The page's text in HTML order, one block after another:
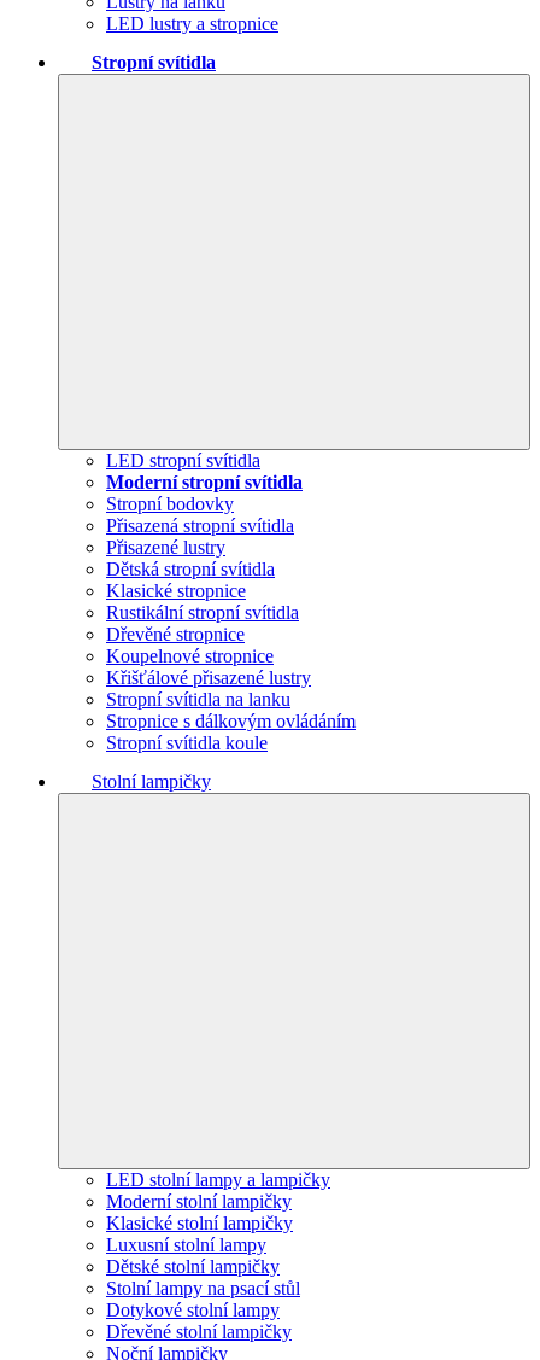
LED lustry a stropnice
Stropní svítidla
LED stropní svítidla
Moderní stropní svítidla
Stropní bodovky
Přisazená stropní svítidla
Přisazené lustry
Dětská stropní svítidla
Klasické stropnice
Rustikální stropní svítidla
Dřevěné stropnice
Koupelnové stropnice
Křišťálové přisazené lustry
Stropní svítidla na lanku
Stropnice s dálkovým ovládáním
Stropní svítidla koule
Stolní lampičky
LED stolní lampy a lampičky
Moderní stolní lampičky
Klasické stolní lampičky
Luxusní stolní lampy
Dětské stolní lampičky
Stolní lampy na psací stůl
Dotykové stolní lampy
Dřevěné stolní lampičky
Noční lampičky